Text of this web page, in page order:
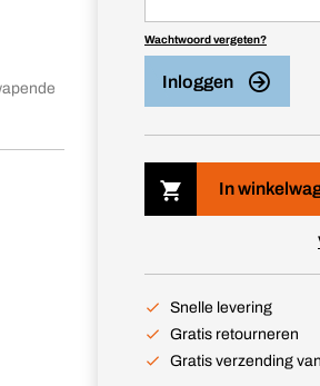
Wachtwoord vergeten?
Inloggen
In
Snelle levering
Gratis retourneren
Gratis verzending